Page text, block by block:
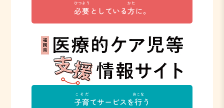
必要
ひつよう
としている方
かた
に。
子育
こそだ
てサービスを行
おこな
う